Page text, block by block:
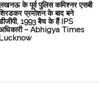
के पूर्व पुलिस कमिश्नर एसबी
प्रमोशन के बाद बने
1993 बैच के हैं IPS
– Abhigya Times
Lucknow